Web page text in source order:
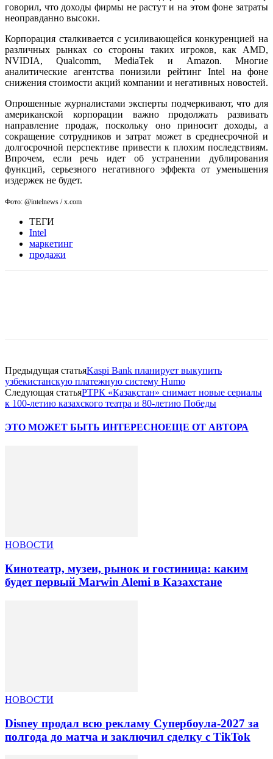
говорил, что доходы фирмы не растут и на этом фоне затраты
неоправданно высоки.
Корпорация сталкивается с усиливающейся конкуренцией на
различных рынках со стороны таких игроков, как AMD,
NVIDIA, Qualcomm, MediaTek и Amazon. Многие
аналитические агентства понизили рейтинг Intel на фоне
снижения стоимости акций компании и негативных новостей.
Опрошенные журналистами эксперты подчеркивают, что для
американской корпорации важно продолжать развивать
направление продаж, поскольку оно приносит доходы, а
сокращение сотрудников и затрат может в среднесрочной и
долгосрочной перспективе привести к плохим последствиям.
Впрочем, если речь идет об устранении дублирования
функций, серьезного негативного эффекта от уменьшения
издержек не будет.
Фото: @intelnews / x.com
ТЕГИ
Intel
маркетинг
продажи
Предыдущая статьяKaspi Bank планирует выкупить
узбекистанскую платежную систему Humo
Следующая статьяРТРК «Қазақстан» снимает новые сериалы
к 100-летию казахского театра и 80-летию Победы
ЭТО МОЖЕТ БЫТЬ ИНТЕРЕСНОЕЩЕ ОТ АВТОРА
НОВОСТИ
Кинотеатр, музеи, рынок и гостиница: каким
будет первый Marwin Alemi в Казахстане
НОВОСТИ
Disney продал всю рекламу Супербоула-2027 за
полгода до матча и заключил сделку с TikTok